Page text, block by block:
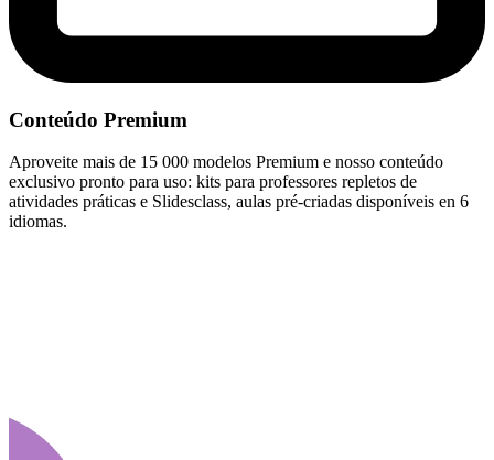
Conteúdo Premium
Aproveite mais de 15 000 modelos Premium e nosso conteúdo
exclusivo pronto para uso: kits para professores repletos de
atividades práticas e Slidesclass, aulas pré-criadas disponíveis en 6
idiomas.